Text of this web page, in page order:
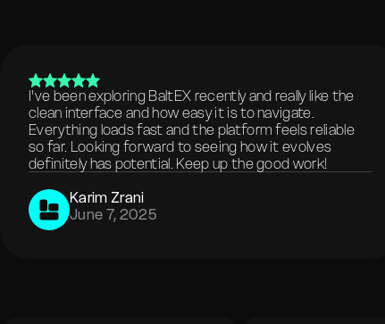
I've been exploring BaltEX recently and really like the
clean interface and how easy it is to navigate.
Everything loads fast and the platform feels reliable
so far. Looking forward to seeing how it evolves
definitely has potential. Keep up the good work!
Karim Zrani
June 7, 2025